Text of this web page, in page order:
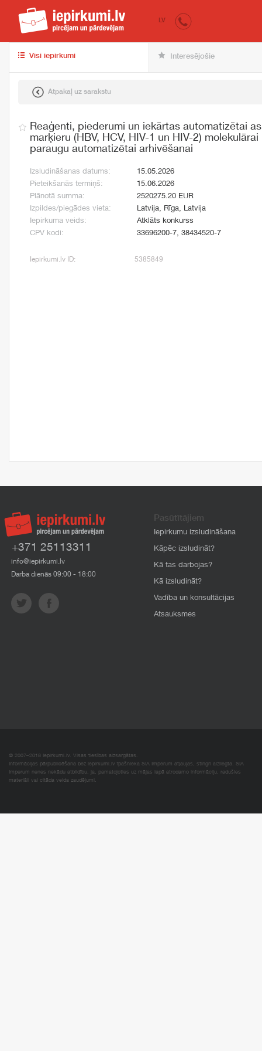
iepirkumi.lv
LV
Visi iepirkumi Interesējošie
Atpakaļ uz sarakstu
Reaģenti, piederumi un iekārtas automatizētai
marķieru (HBV, HCV, HIV-1 un HIV-2)
paraugu automatizētai arhivēšanai
Izsludināšanas datums:
15.05.2026
Pieteikšanās termiņš:
15.06.2026
Plānotā summa:
2520275.20 EUR
Izpildes/piegādes vieta:
Latvija, Rīga, Latvija
Iepirkuma veids:
Atklāts konkurss
CPV kodi:
33696200-7, 38434520-7
Iepirkumi.lv ID: 5385849
+371 25113311
info@iepirkumi.lv
Darba dienās 09:00 - 18:00
Pasūtītājiem
Iepirkumu izsludināšana
Kāpēc izsludināt?
Kā tas darbojas?
Kā izsludināt?
Vadība un konsultācijas
Atsauksmes
© 2007–2018 Iepirkumi.lv. Visas tiesības aizsargātas.
Informācijas pārpublicēšana bez iepirkumi.lv īpašnieka SIA Imperum atļaujas, stingri aizliegta. SIA
Imperum nenes nekādu atbildību, ja, pamatojoties uz mājas lapā atrodamo informāciju, radušies
materiāli vai citāda veida zaudējumi.